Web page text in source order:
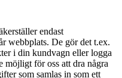
endast
webbplats. De gör det t.ex.
i din kundvagn eller logga
för oss att dra några
som samlas in som ett